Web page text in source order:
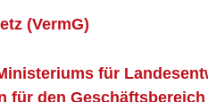
(VermG)
für
für den